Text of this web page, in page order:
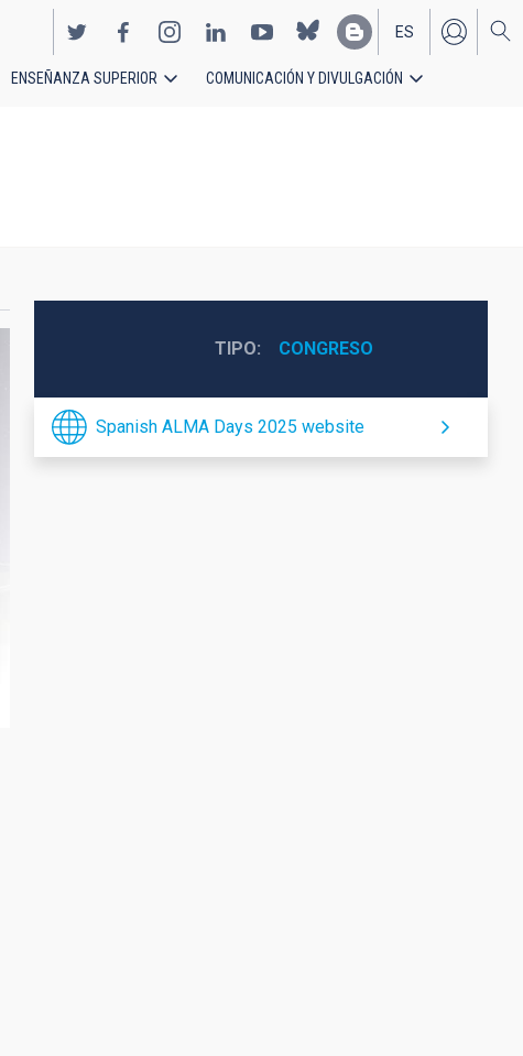
EN
ES
ENSEÑANZA SUPERIOR COMUNICACIÓN Y DIVULGACIÓN
TIPO CONGRESO
Spanish ALMA Days 2025 website